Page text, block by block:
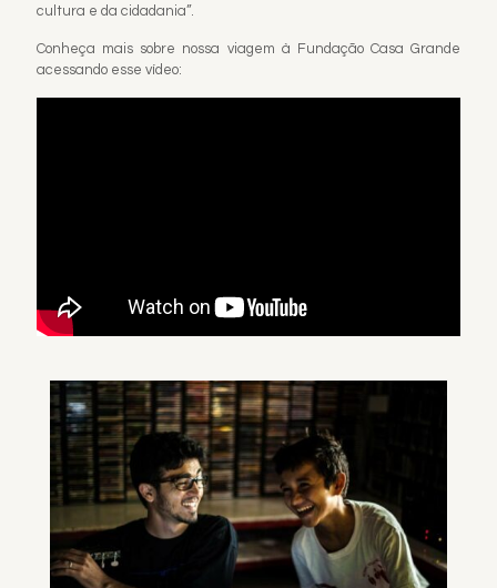
cultura e da cidadania”.
Conheça mais sobre nossa viagem à Fundação Casa Grande
acessando esse vídeo: